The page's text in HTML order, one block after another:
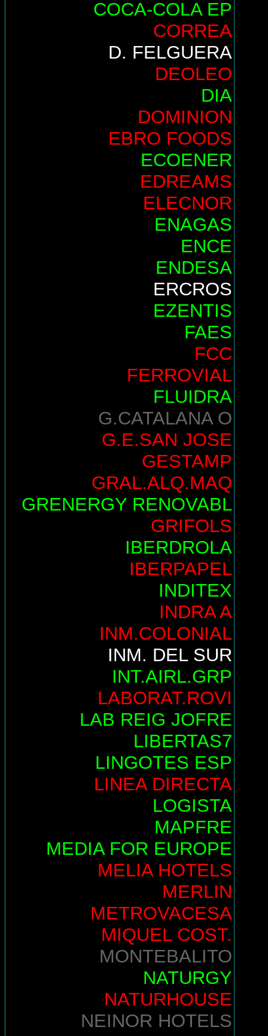
COCA-COLA EP
CORREA
D. FELGUERA
DEOLEO
DIA
DOMINION
EBRO FOODS
ECOENER
EDREAMS
ELECNOR
ENAGAS
ENCE
ENDESA
ERCROS
EZENTIS
FAES
FCC
FERROVIAL
FLUIDRA
G.CATALANA O
G.E.SAN JOSE
GESTAMP
GRAL.ALQ.MAQ
GRENERGY RENOVABL
GRIFOLS
IBERDROLA
IBERPAPEL
INDITEX
INDRA A
INM.COLONIAL
INM. DEL SUR
INT.AIRL.GRP
LABORAT.ROVI
LAB REIG JOFRE
LIBERTAS7
LINGOTES ESP
LINEA DIRECTA
LOGISTA
MAPFRE
MEDIA FOR EUROPE
MELIA HOTELS
MERLIN
METROVACESA
MIQUEL COST.
MONTEBALITO
NATURGY
NATURHOUSE
NEINOR HOTELS